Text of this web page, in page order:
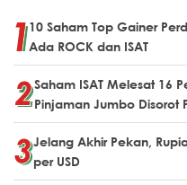
10 Saham Top Gainer
Ada ROCK dan ISAT
Saham ISAT Melesat 16
Pinjaman Jumbo Disorot
Jelang Akhir Pekan,
per USD